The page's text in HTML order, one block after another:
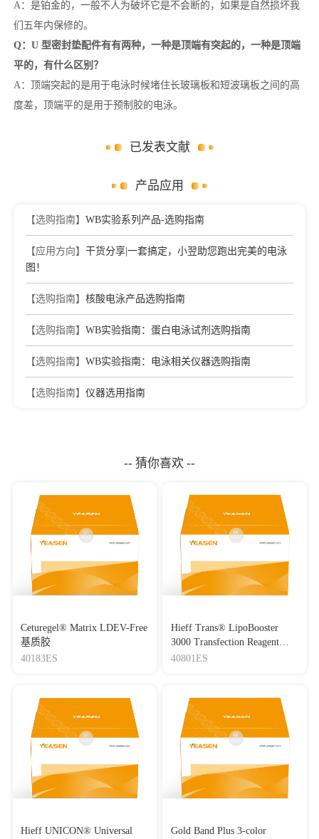
A：是铂金的，一般不人为破坏它是不会断的，如果是自然损坏我
们五年内保修的。
Q：U 型密封垫配件有有两种，一种是顶端有突起的，一种是顶端
平的，有什么区别？
A：顶端突起的是用于电泳时候堵住长玻璃板和短波璃板之间的高
度差，顶端平的是用于预制胶的电泳。
已发表文献
产品应用
【选购指南】 WB实验系列产品-选购指南
【应用方向】 干货分享|一套搞定，小翌助您跑出完美的电泳
图！
【选购指南】 核酸电泳产品选购指南
【选购指南】 WB实验指南：蛋白电泳试剂选购指南
【选购指南】 WB实验指南：电泳相关仪器选购指南
【选购指南】 仪器选用指南
-- 猜你喜欢 --
Ceturegel® Matrix LDEV-Free
基质胶
40183ES
Hieff Trans® LipoBooster
3000 Transfection Reagent
Lipo3000转染试剂
40801ES
Hieff UNICON® Universal
Gold Band Plus 3-color